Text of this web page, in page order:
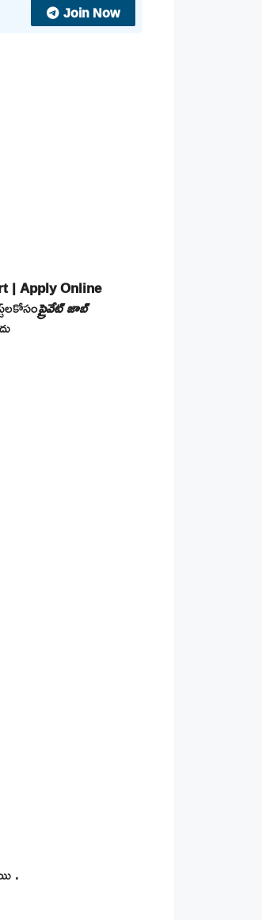
Join Now
| Apply Online
ప్రైవేట్ జాబ్
.